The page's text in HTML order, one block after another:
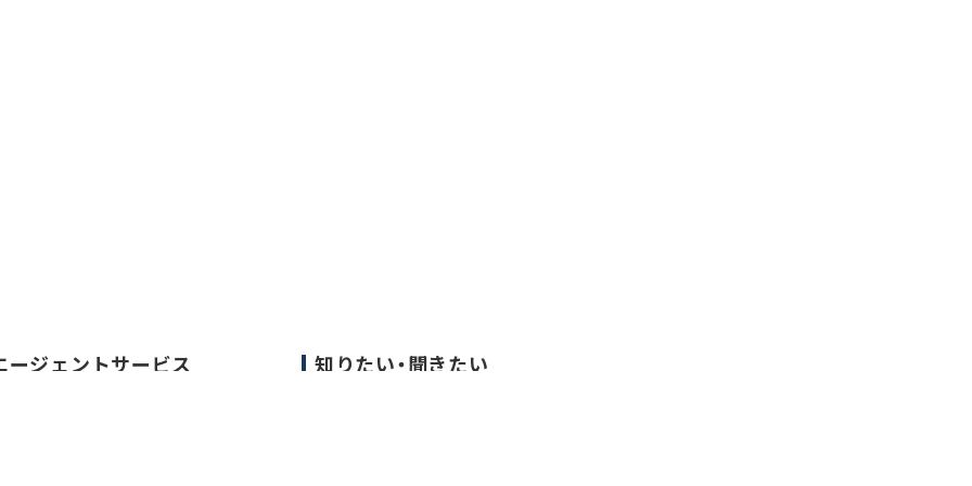
ージェントサービス 知りたい・聞きたい